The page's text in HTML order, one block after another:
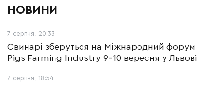
НОВИНИ
7 серпня, 20:33
Свинарі зберуться на Міжнародний форум
Pigs Farming Industry 9-10 вересня у Львові
7 серпня, 18:54